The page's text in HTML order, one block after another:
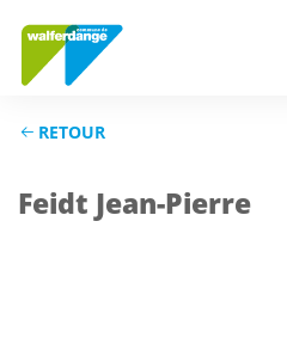
RETOUR
Feidt Jean-Pierre